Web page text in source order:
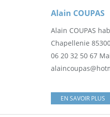
Alain COUPAS
Alain COUPAS
Chapellenie
06 20 32 50 67
EN SAVOIR PLUS